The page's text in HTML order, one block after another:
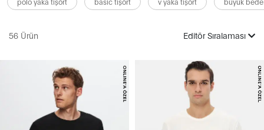
56 Ürün Editör Sıralaması